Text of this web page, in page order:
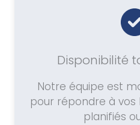
Disponibilité
Notre équipe est
pour répondre à
planifiés